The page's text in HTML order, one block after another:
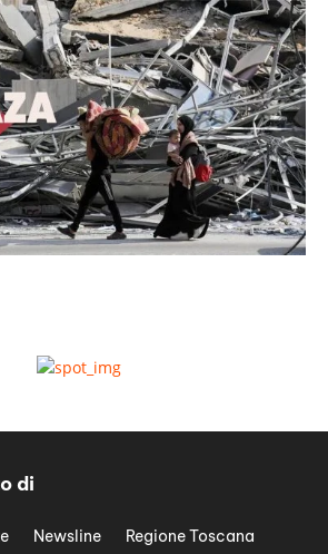
di
Newsline
Regione Toscana